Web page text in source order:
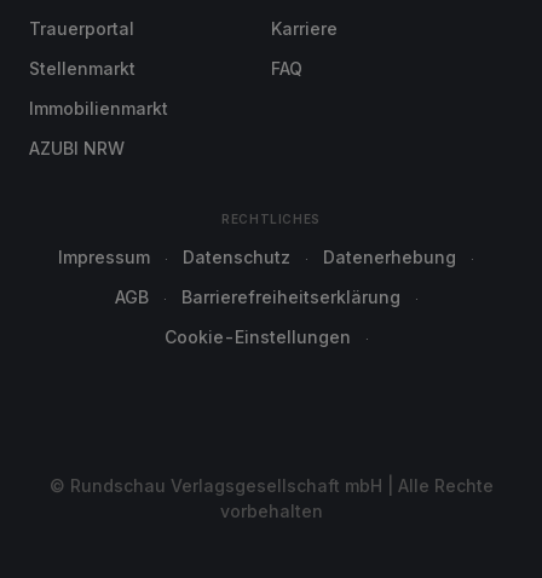
Trauerportal
Stellenmarkt
Immobilienmarkt
AZUBI NRW
Karriere
FAQ
RECHTLICHES
Impressum Datenschutz
Datenerhebung
AGB
Barrierefreiheitserklärung
Cookie-Einstellungen
© Rundschau Verlagsgesellschaft mbH | Alle Rechte
vorbehalten